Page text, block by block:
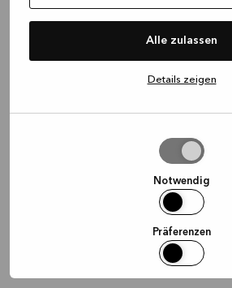
Alle zulassen
Details zeigen
Notwendig
Präferenzen